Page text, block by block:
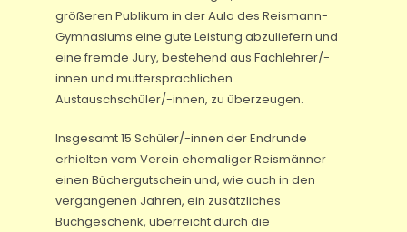
größeren Publikum in der Aula des Reismann-
Gymnasiums eine gute Leistung abzuliefern und
eine fremde Jury, bestehend aus Fachlehrer/-
innen und muttersprachlichen
Austauschschüler/-innen, zu überzeugen.
Insgesamt 15 Schüler/-innen der Endrunde
erhielten vom Verein ehemaliger Reismänner
einen Büchergutschein und, wie auch in den
vergangenen Jahren, ein zusätzliches
Buchgeschenk, überreicht durch die